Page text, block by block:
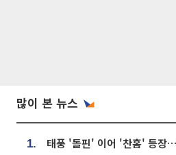
많이 본 뉴스
1.